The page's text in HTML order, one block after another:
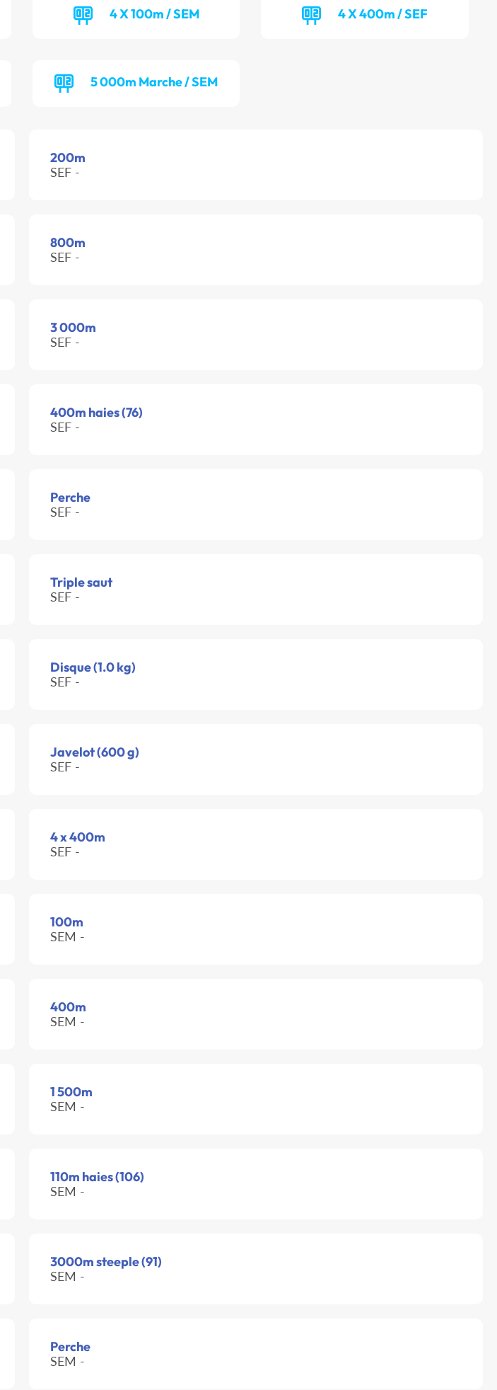
4 X 100m / SEM 4 X 400m / SEF
5 000m Marche / SEM
200m
SEF -
800m
SEF -
3 000m
SEF -
400m haies (76)
SEF -
Perche
SEF -
Triple saut
SEF -
Disque (1.0 kg)
SEF -
Javelot (600 g)
SEF -
4 x 400m
SEF -
100m
SEM -
400m
SEM -
1 500m
SEM -
110m haies (106)
SEM -
3000m steeple (91)
SEM -
Perche
SEM -